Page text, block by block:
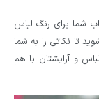
شما برای رنگ لباس
تا نکاتی را به شما
و آرایشتان با هم